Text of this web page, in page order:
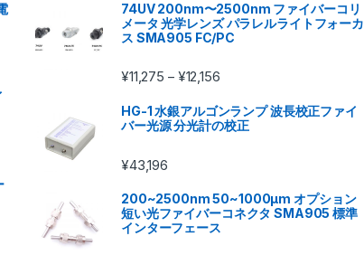
74UV 200nm〜2500nm ファイバーコリ
メータ 光学レンズ パラレルライトフォーカ
ス SMA905 FC/PC
¥11,275 – ¥12,156
HG-1 水銀アルゴンランプ 波長校正ファイ
バー光源 分光計の校正
¥43,196
200~2500nm 50~1000μm オプション
短い光ファイバーコネクタ SMA905 標準
インターフェース